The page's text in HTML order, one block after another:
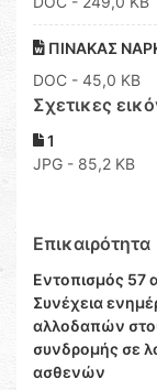
ΠΙΝΑΚΑΣ
DOC - 45,0 KB
Σχετικες
1
JPG - 85,2 KB
Επικαιρότητα
Εντοπισμός 57
Συνέχεια
αλλοδαπών
συνδρομής σε
ασθενών